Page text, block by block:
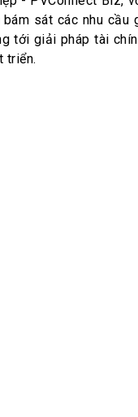
sát các nhu cầu
tới giải pháp tài
triển.